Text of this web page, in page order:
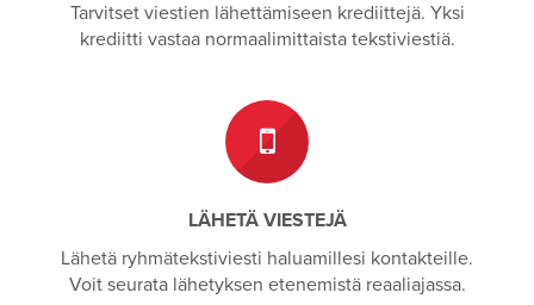
Tarvitset viestien lähettämiseen krediittejä. Yksi
krediitti vastaa normaalimittaista tekstiviestiä.
LÄHETÄ VIESTEJÄ
Lähetä ryhmätekstiviesti haluamillesi kontakteille.
Voit seurata lähetyksen etenemistä reaaliajassa.